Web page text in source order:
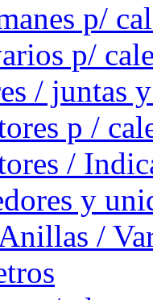
p/
p/
/ juntas
p /
/
y
/